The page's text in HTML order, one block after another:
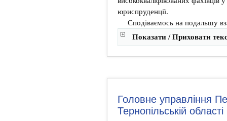
юриспруденції.
Сподіваємось на подальшу
Показати / Приховати
Головне управління
Тернопільській області